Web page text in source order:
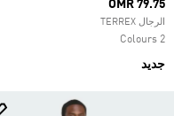
OMR 79.75
الرجال TERREX
2 Colours
جديد